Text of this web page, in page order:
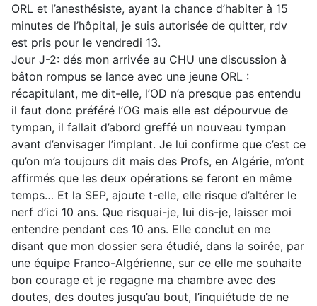
ORL et l’anesthésiste, ayant la chance d’habiter à 15
minutes de l’hôpital, je suis autorisée de quitter, rdv
est pris pour le vendredi 13.
Jour J-2: dés mon arrivée au CHU une discussion à
bâton rompus se lance avec une jeune ORL :
récapitulant, me dit-elle, l’OD n’a presque pas entendu
il faut donc préféré l’OG mais elle est dépourvue de
tympan, il fallait d’abord greffé un nouveau tympan
avant d’envisager l’implant. Je lui confirme que c’est ce
qu’on m’a toujours dit mais des Profs, en Algérie, m’ont
affirmés que les deux opérations se feront en même
temps… Et la SEP, ajoute t-elle, elle risque d’altérer le
nerf d’ici 10 ans. Que risquai-je, lui dis-je, laisser moi
entendre pendant ces 10 ans. Elle conclut en me
disant que mon dossier sera étudié, dans la soirée, par
une équipe Franco-Algérienne, sur ce elle me souhaite
bon courage et je regagne ma chambre avec des
doutes, des doutes jusqu’au bout, l’inquiétude de ne